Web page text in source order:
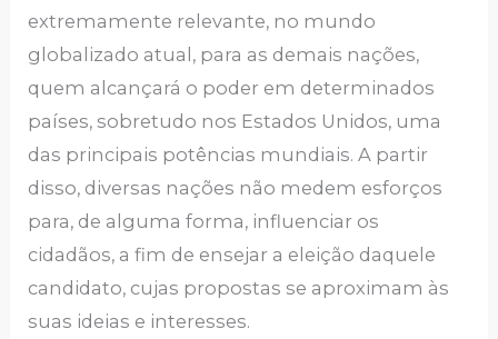
extremamente relevante, no mundo
globalizado atual, para as demais nações,
quem alcançará o poder em determinados
países, sobretudo nos Estados Unidos, uma
das principais potências mundiais. A partir
disso, diversas nações não medem esforços
para, de alguma forma, influenciar os
cidadãos, a fim de ensejar a eleição daquele
candidato, cujas propostas se aproximam às
suas ideias e interesses.